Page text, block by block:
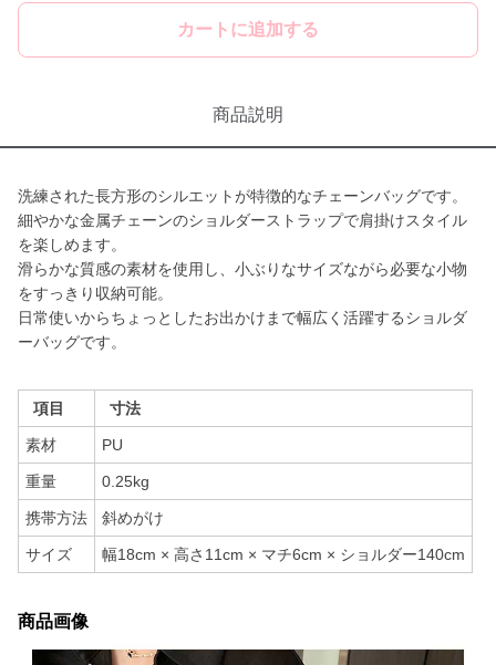
カートに追加する
商品説明
洗練された長方形のシルエットが特徴的なチェーンバッグです。
細やかな金属チェーンのショルダーストラップで肩掛けスタイル
を楽しめます。
滑らかな質感の素材を使用し、小ぶりなサイズながら必要な小物
をすっきり収納可能。
日常使いからちょっとしたお出かけまで幅広く活躍するショルダ
ーバッグです。
項目 寸法
素材 PU
重量 0.25kg
携帯方法 斜めがけ
サイズ 幅18cm × 高さ11cm × マチ6cm × ショルダー140cm
商品画像